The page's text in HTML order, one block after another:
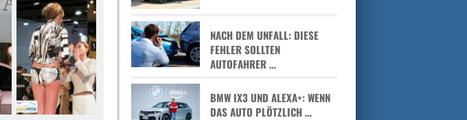
NACH DEM UNFALL: DIESE
FEHLER SOLLTEN
AUTOFAHRER …
BMW IX3 UND ALEXA+: WENN
DAS AUTO PLÖTZLICH …